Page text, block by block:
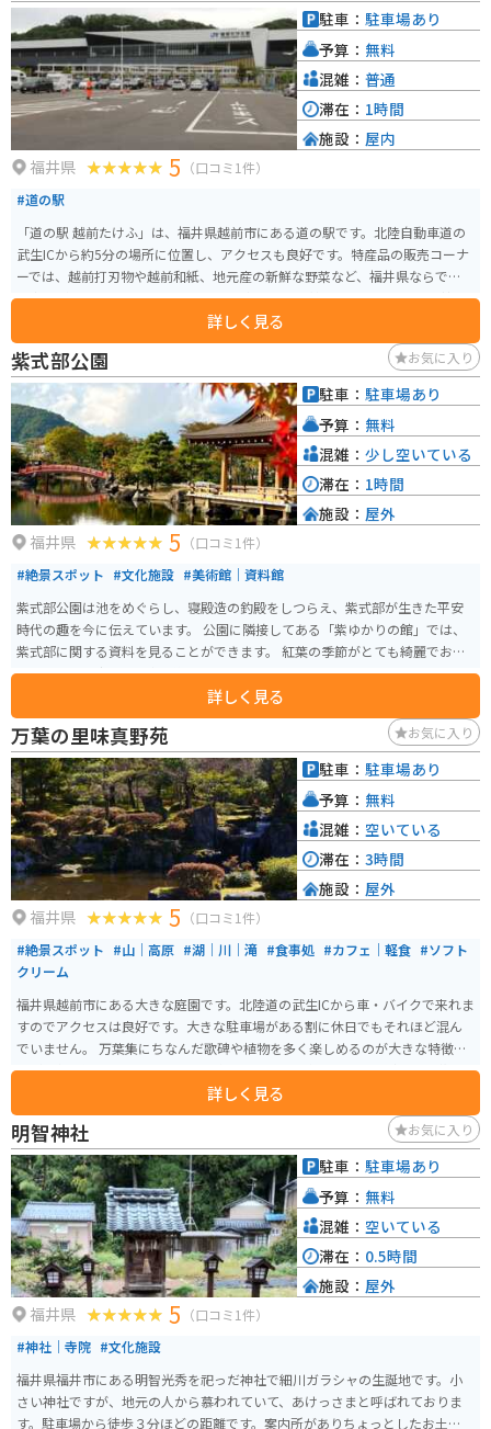
は、水晶浜海水浴場や、敦賀半島、蘇洞門などの観光スポットがあります。
特に、水晶浜海水浴場は、白い砂浜と青い海のコントラストが美しい、人気
の海水浴場です。
福井県 5 （口コミ1件）
#道の駅
「道の駅 越前たけふ」は、福井県越前市にある道の駅です。北陸自動車道の
武生ICから約5分の場所に位置し、アクセスも良好です。特産品の販売コーナ
ーでは、越前打刃物や越前和紙、地元産の新鮮な野菜など、福井県ならでは
の商品が数多く販売されています。 食事処では、越前そばやソースカツ丼な
どのご当地グルメを味わうことができます。中でもおすすめは、地元産の蕎
麦粉を使った風味豊かな越前そばです。バイクで訪れた際には、駐車場も
広々としているので安心です。周辺には、日本六古窯の一つに数えられる越
前焼の窯元が集まる「越前陶芸村」など、観光スポットも点在しています。伝
統工芸品に触れたり、ものづくりの体験をしたりするのもおすすめです。
詳しく見る
駐車： 駐車場あり
予算： 無料
混雑： 普通
滞在： 1時間
施設： 屋内
紫式部公園 お気に入り
福井県 5 （口コミ1件）
#絶景スポット #文化施設 #美術館｜資料館
紫式部公園は池をめぐらし、寝殿造の釣殿をしつらえ、紫式部が生きた平安
時代の趣を今に伝えています。 公園に隣接してある「紫ゆかりの館」では、
紫式部に関する資料を見ることができます。 紅葉の季節がとても綺麗でおす
すめです。武生ICから車で約10分のところにあるので、アクセスも良いで
詳しく見る
駐車： 駐車場あり
予算： 無料
混雑： 少し空いている
滞在： 1時間
施設： 屋外
万葉の里味真野苑 お気に入り
福井県 5 （口コミ1件）
#絶景スポット #山｜高原 #湖｜川｜滝 #食事処 #カフェ｜軽食 #ソフト
クリーム
福井県越前市にある大きな庭園です。北陸道の武生ICから車・バイクで来れま
すのでアクセスは良好です。大きな駐車場がある割に休日でもそれほど混ん
でいません。 万葉集にちなんだ歌碑や植物を多く楽しめるのが大きな特徴で
すが、何も知らずふらりと来ても楽しめます。園内には色とりどりの草花
や、池や丘など起伏に富んだ地形、ちょっとした山登りも楽しめます。さら
に、無料の休憩施設や飲食店もありますので、その気になれば1日楽しめま
す。
詳しく見る
駐車： 駐車場あり
予算： 無料
混雑： 空いている
滞在： 3時間
施設： 屋外
明智神社 お気に入り
福井県 5 （口コミ1件）
#神社｜寺院 #文化施設
福井県福井市にある明智光秀を祀っだ神社で細川ガラシャの生誕地です。小
さい神社ですが、地元の人から慕われていて、あけっさまと呼ばれておりま
す。駐車場から徒歩３分ほどの距離です。案内所がありちょっとしたお土産も
駐車： 駐車場あり
予算： 無料
混雑： 空いている
滞在： 0.5時間
施設： 屋外